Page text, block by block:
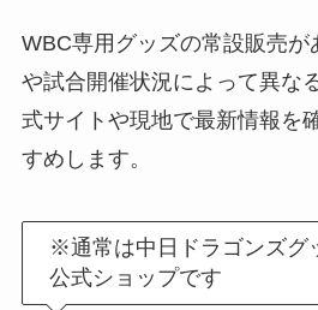
WBC専用グッズの常設販売が
や試合開催状況によって異な
式サイトや現地で最新情報を
すめします。
※通常は中日ドラゴンズグ
公式ショップです